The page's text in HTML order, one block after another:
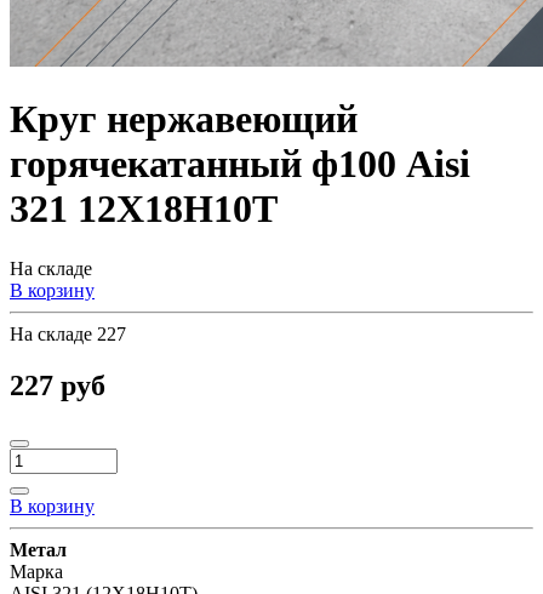
Круг нержавеющий
горячекатанный ф100 Aisi
321 12Х18Н10Т
На складе
В корзину
На складе 227
227 руб
В корзину
Метал
Марка